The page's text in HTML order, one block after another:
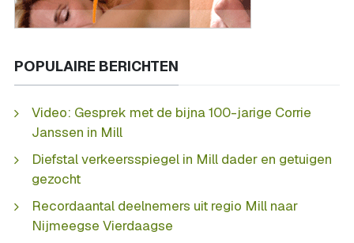
POPULAIRE BERICHTEN
Video: Gesprek met de bijna 100-jarige Corrie
Janssen in Mill
Diefstal verkeersspiegel in Mill dader en getuigen
gezocht
Recordaantal deelnemers uit regio Mill naar
Nijmeegse Vierdaagse